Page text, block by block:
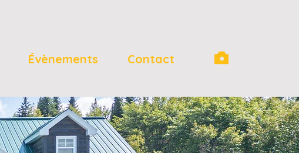
Évènements Contact